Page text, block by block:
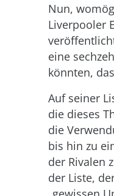
Nun,
Liverpooler
eine
könnten,
Auf seiner
die dieses
die
bis hin zu
der Rivalen
der Liste,